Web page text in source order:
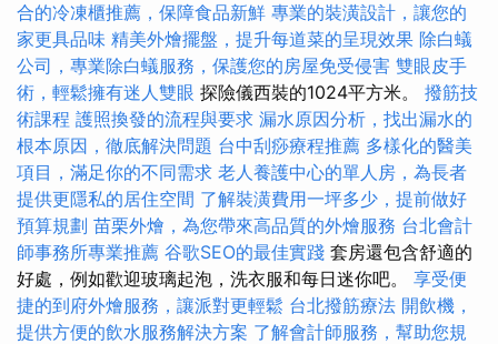
合的冷凍櫃推薦，保障食品新鮮 專業的裝潢設計，讓您的
家更具品味 精美外燴擺盤，提升每道菜的呈現效果 除白蟻
公司，專業除白蟻服務，保護您的房屋免受侵害 雙眼皮手
術，輕鬆擁有迷人雙眼 探險儀西裝的1024平方米。 撥筋技
術課程 護照換發的流程與要求 漏水原因分析，找出漏水的
根本原因，徹底解決問題 台中刮痧療程推薦 多樣化的醫美
項目，滿足你的不同需求 老人養護中心的單人房，為長者
提供更隱私的居住空間 了解裝潢費用一坪多少，提前做好
預算規劃 苗栗外燴，為您帶來高品質的外燴服務 台北會計
師事務所專業推薦 谷歌SEO的最佳實踐 套房還包含舒適的
好處，例如歡迎玻璃起泡，洗衣服和每日迷你吧。 享受便
捷的到府外燴服務，讓派對更輕鬆 台北撥筋療法 開飲機，
提供方便的飲水服務解決方案 了解會計師服務，幫助您規